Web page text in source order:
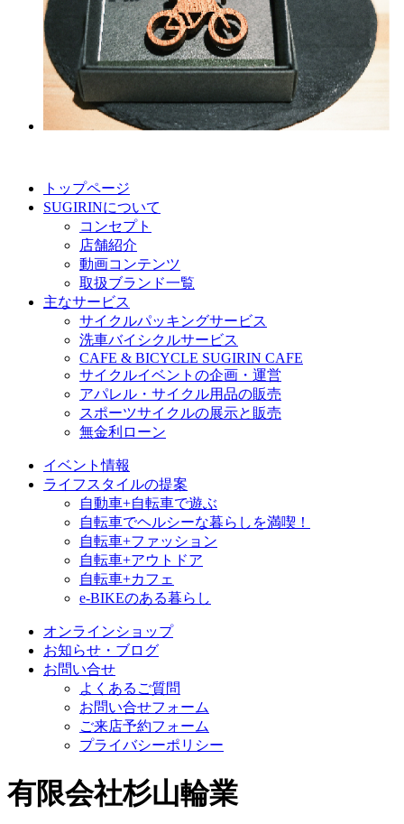
トップページ
SUGIRINについて
コンセプト
店舗紹介
動画コンテンツ
取扱ブランド一覧
主なサービス
サイクルパッキングサービス
洗車バイシクルサービス
CAFE & BICYCLE SUGIRIN CAFE
サイクルイベントの企画・運営
アパレル・サイクル用品の販売
スポーツサイクルの展示と販売
無金利ローン
イベント情報
ライフスタイルの提案
自動車+自転車で遊ぶ
自転車でヘルシーな暮らしを満喫！
自転車+ファッション
自転車+アウトドア
自転車+カフェ
e-BIKEのある暮らし
オンラインショップ
お知らせ・ブログ
お問い合せ
よくあるご質問
お問い合せフォーム
ご来店予約フォーム
プライバシーポリシー
有限会社杉山輪業